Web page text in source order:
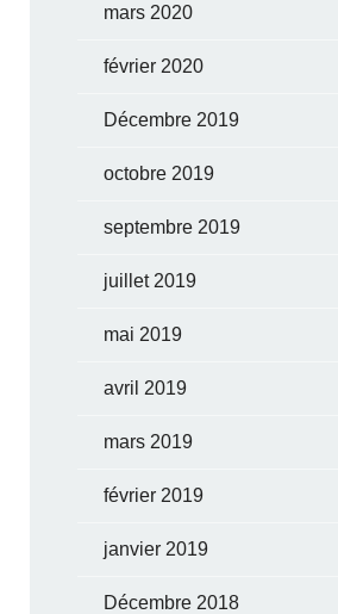
mars 2020
février 2020
Décembre 2019
octobre 2019
septembre 2019
juillet 2019
mai 2019
avril 2019
mars 2019
février 2019
janvier 2019
Décembre 2018